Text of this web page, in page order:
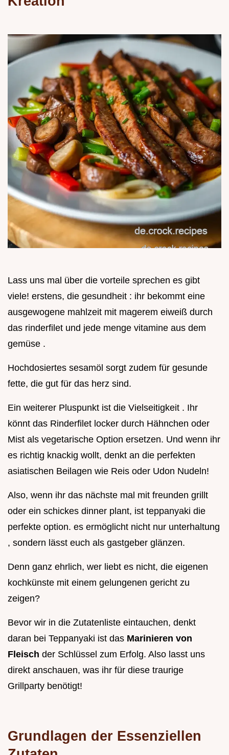
Lass uns mal über die vorteile sprechen es gibt
viele! erstens, die gesundheit : ihr bekommt eine
ausgewogene mahlzeit mit magerem eiweiß durch
das rinderfilet und jede menge vitamine aus dem
gemüse .
Hochdosiertes sesamöl sorgt zudem für gesunde
fette, die gut für das herz sind.
Ein weiterer Pluspunkt ist die Vielseitigkeit . Ihr
könnt das Rinderfilet locker durch Hähnchen oder
Mist als vegetarische Option ersetzen. Und wenn ihr
es richtig knackig wollt, denkt an die perfekten
asiatischen Beilagen wie Reis oder Udon Nudeln!
Also, wenn ihr das nächste mal mit freunden grillt
oder ein schickes dinner plant, ist teppanyaki die
perfekte option. es ermöglicht nicht nur unterhaltung
, sondern lässt euch als gastgeber glänzen.
Denn ganz ehrlich, wer liebt es nicht, die eigenen
kochkünste mit einem gelungenen gericht zu
zeigen?
Bevor wir in die Zutatenliste eintauchen, denkt
daran bei Teppanyaki ist das Marinieren von
Fleisch der Schlüssel zum Erfolg. Also lasst uns
direkt anschauen, was ihr für diese traurige
Grillparty benötigt!
Grundlagen der Essenziellen